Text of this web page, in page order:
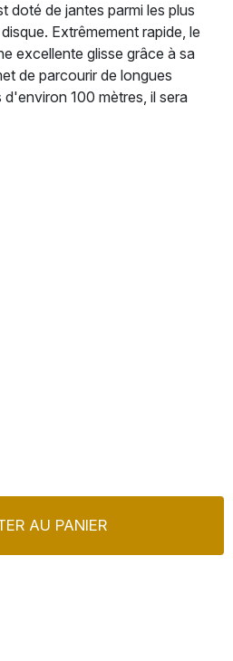
doté de jantes parmi les plus
Extrêmement rapide, le
excellente glisse grâce à sa
de parcourir de longues
100 mètres, il sera
AU PANIER